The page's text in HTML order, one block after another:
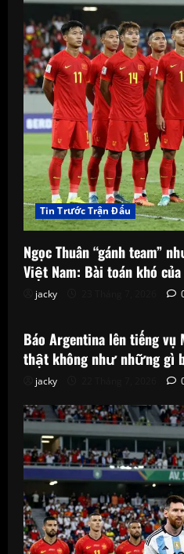
Tin Trước Trận Đấu
Ngọc Thuân “gánh team”
Việt Nam: Bài toán khó của
jacky
Tin Trước Trận Đấu
Báo Argentina lên tiếng vụ
thật không như những gì
jacky